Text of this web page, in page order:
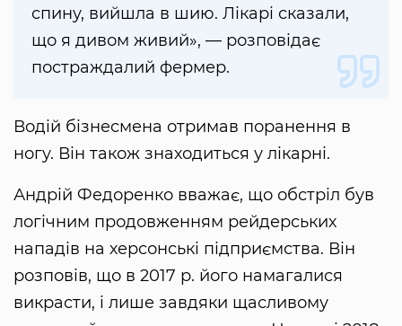
спину, вийшла в шию. Лікарі сказали,
що я дивом живий», — розповідає
постраждалий фермер.
Водій бізнесмена отримав поранення в
ногу. Він також знаходиться у лікарні.
Андрій Федоренко вважає, що обстріл був
логічним продовженням рейдерських
нападів на херсонські підприємства. Він
розповів, що в 2017 р. його намагалися
викрасти, і лише завдяки щасливому